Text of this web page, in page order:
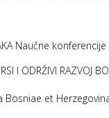
Naučne
I ODRŽIVI RAZVOJ
Bosniae et